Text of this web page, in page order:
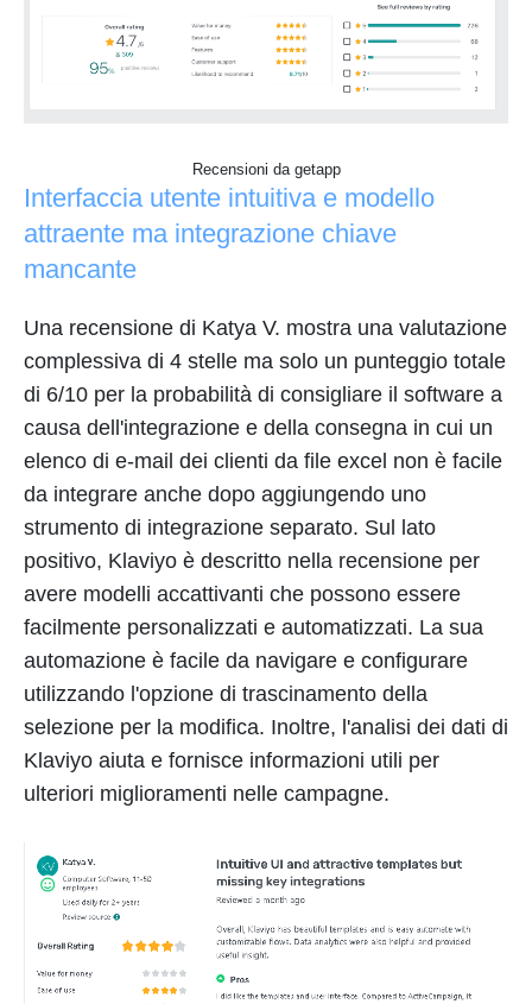
Recensioni da getapp
Interfaccia utente intuitiva e modello
attraente ma integrazione chiave
mancante
Una recensione di Katya V. mostra una valutazione
complessiva di 4 stelle ma solo un punteggio totale
di 6/10 per la probabilità di consigliare il software a
causa dell'integrazione e della consegna in cui un
elenco di e-mail dei clienti da file excel non è facile
da integrare anche dopo aggiungendo uno
strumento di integrazione separato. Sul lato
positivo, Klaviyo è descritto nella recensione per
avere modelli accattivanti che possono essere
facilmente personalizzati e automatizzati. La sua
automazione è facile da navigare e configurare
utilizzando l'opzione di trascinamento della
selezione per la modifica. Inoltre, l'analisi dei dati di
Klaviyo aiuta e fornisce informazioni utili per
ulteriori miglioramenti nelle campagne.